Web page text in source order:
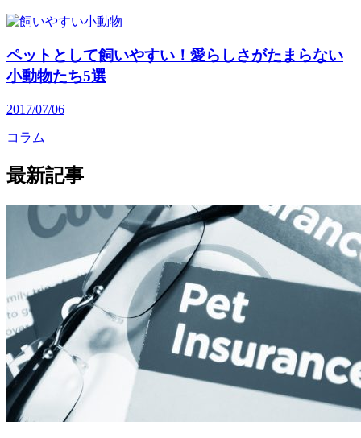
ペットとして飼いやすい！愛らしさがたまらない
小動物たち5選
2017/07/06
コラム
最新記事